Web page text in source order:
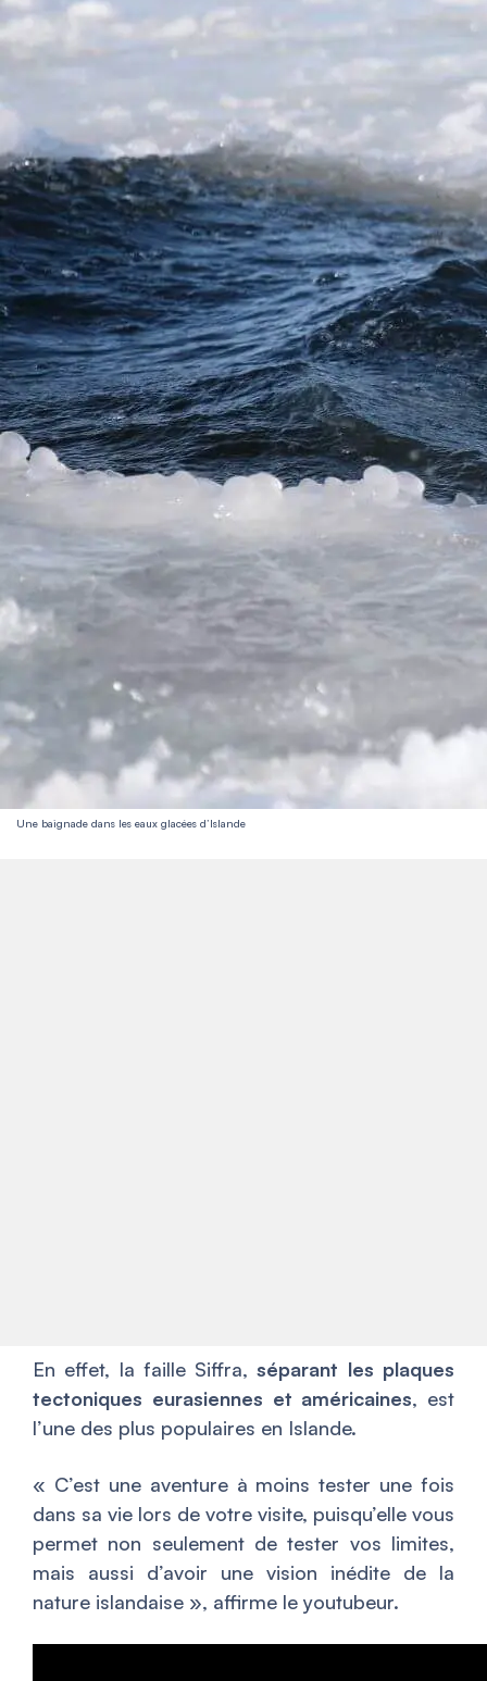
Une baignade dans les eaux glacées d’Islande
En effet, la faille Siffra, séparant les plaques
tectoniques eurasiennes et américaines, est
l’une des plus populaires en Islande.
« C’est une aventure à moins tester une fois
dans sa vie lors de votre visite, puisqu’elle vous
permet non seulement de tester vos limites,
mais aussi d’avoir une vision inédite de la
nature islandaise », affirme le youtubeur.